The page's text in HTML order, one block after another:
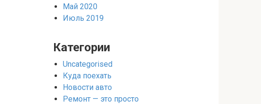
Май 2020
Июль 2019
Категории
Uncategorised
Куда поехать
Новости авто
Ремонт — это просто